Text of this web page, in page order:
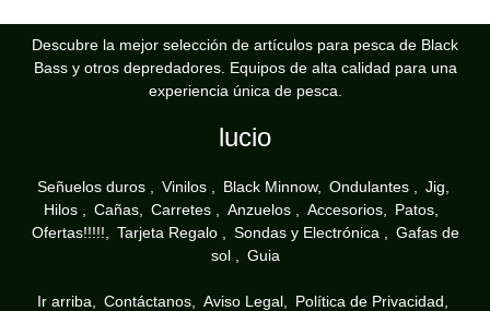
Descubre la mejor selección de artículos para pesca de Black
Bass y otros depredadores. Equipos de alta calidad para una
experiencia única de pesca.
lucio
Señuelos duros Vinilos Black Minnow Ondulantes
Jig
Hilos
Cañas Carretes Anzuelos Accesorios
Patos
Ofertas!!!!!
Tarjeta Regalo Sondas y Electrónica
Gafas de
sol
Guia
Ir arriba Contáctanos Aviso Legal
Política de Privacidad